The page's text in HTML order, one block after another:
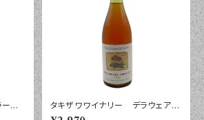
トゥ
タキザワワイナリー デラウェア
オレンジ ２０２５年 ７５０ｍｌ